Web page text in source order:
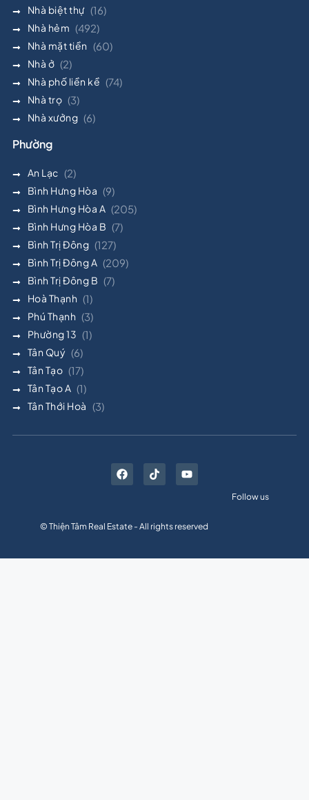
Nhà biệt thự (16)
Nhà hẻm (492)
Nhà mặt tiền (60)
Nhà ở (2)
Nhà phố liền kề (74)
Nhà trọ (3)
Nhà xưởng (6)
Phường
An Lạc (2)
Bình Hưng Hòa (9)
Bình Hưng Hòa A (205)
Bình Hưng Hòa B (7)
Bình Trị Đông (127)
Bình Trị Đông A (209)
Bình Trị Đông B (7)
Hoà Thạnh (1)
Phú Thạnh (3)
Phường 13 (1)
Tân Quý (6)
Tân Tạo (17)
Tân Tạo A (1)
Tân Thới Hoà (3)
© Thiện Tâm Real Estate - All rights reserved
Follow us